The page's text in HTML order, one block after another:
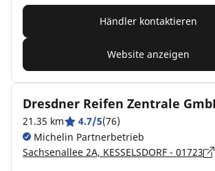
Händler kontaktieren
Website anzeigen
Dresdner Reifen Zentrale
21.35 km 4.7/5(76)
Michelin Partnerbetrieb
Sachsenallee 2A, KESSELSDORF - 01723